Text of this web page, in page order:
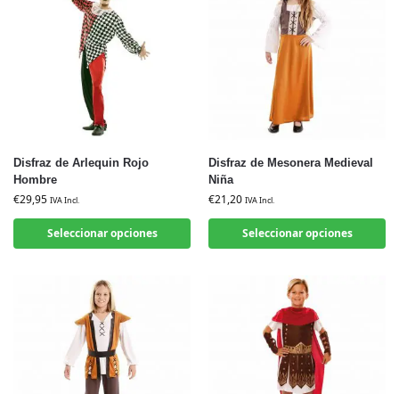
Disfraz de Arlequin Rojo
Hombre
€29,95 IVA Incl.
Seleccionar opciones
Disfraz de Mesonera Medieval
Niña
€21,20 IVA Incl.
Seleccionar opciones